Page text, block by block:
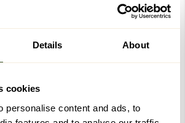
Details About
cookies
personalise content and ads, to
for montering. Det medfølger en
kan man selv bestemme
Løftesystemet har 4 ulike
mulighet for ulike posisjoner for